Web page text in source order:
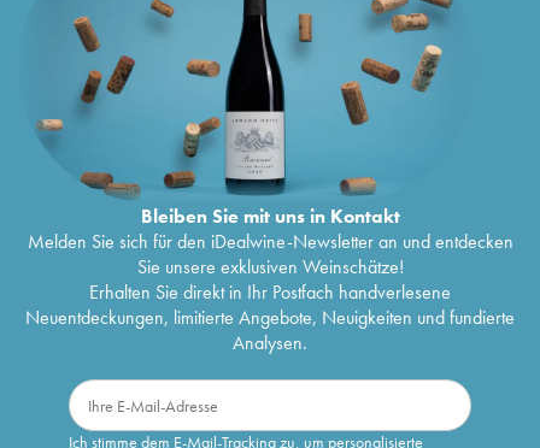
Bleiben Sie mit uns in Kontakt
Melden Sie sich für den iDealwine-Newsletter an und entdecken
Sie unsere exklusiven Weinschätze!
Erhalten Sie direkt in Ihr Postfach handverlesene
Neuentdeckungen, limitierte Angebote, Neuigkeiten und fundierte
Analysen.
Ich stimme dem E-Mail-Tracking zu, um personalisierte